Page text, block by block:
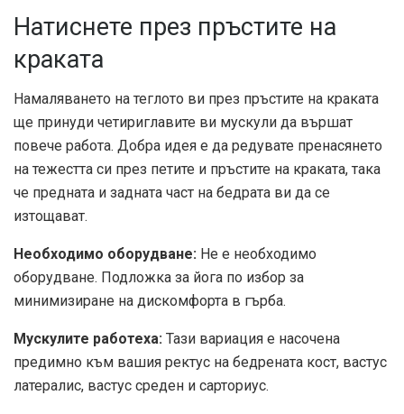
Натиснете през пръстите на
краката
Намаляването на теглото ви през пръстите на краката
ще принуди четириглавите ви мускули да вършат
повече работа. Добра идея е да редувате пренасянето
на тежестта си през петите и пръстите на краката, така
че предната и задната част на бедрата ви да се
изтощават.
Необходимо оборудване: Не е необходимо
оборудване. Подложка за йога по избор за
минимизиране на дискомфорта в гърба.
Мускулите работеха: Тази вариация е насочена
предимно към вашия ректус на бедрената кост, вастус
латералис, вастус среден и сарториус.